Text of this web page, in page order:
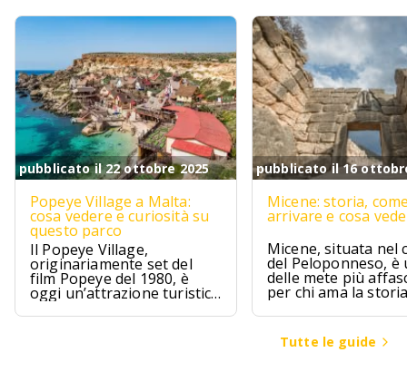
pubblicato il 22 ottobre 2025
Popeye Village a Malta:
cosa vedere e curiosità su
questo parco
Il Popeye Village,
originariamente set del
film Popeye del 1980, è
oggi un’attrazione turistica
ad Anchor Bay, Malta.
pubblicato il 16
Micene: storia,
arrivare e cosa
Micene, situata nel
del Peloponneso, è
delle mete più
per chi ama la
l’archeologia.
Tutte le guide